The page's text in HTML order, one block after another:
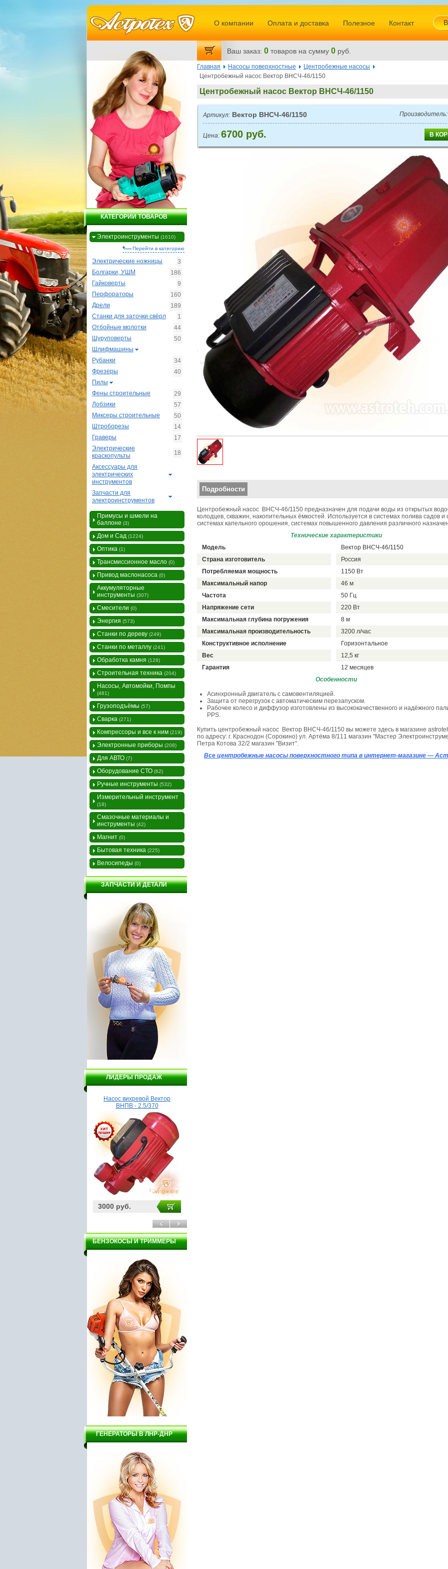
Главная Насосы поверхностные
Центробежные насосы
Центробежный насос Вектор ВНСЧ-46/1150
Центробежный насос Вектор ВНСЧ-46/1150
Артикул: Вектор ВНСЧ-46/1150 Производитель:
Цена: 6700 руб.
Вертикальные вкладки
Подробности
Центробежный насос ВНСЧ-46/1150 предназначен для подачи воды из открытых
колодцев, скважин, накопительных ёмкостей. Используется в системах полива садов и
системах капельного орошения, системах повышенного давления различного
Технические характеристики
Модель
Вектор ВНСЧ-46/1150
Страна изготовитель
Россия
Потребляемая мощность
1150 Вт
Максимальный напор
46 м
Частота
50 Гц
Напряжение сети
220 Вт
Максимальная глубина погружения
8 м
Максимальная производительность
3200 л/час
Конструктивное исполнение
Горизонтальное
Вес
12,5 кг
Гарантия
12 месяцев
Особенности
Асинхронный двигатель с самовентиляцией.
Защита от перегрузок с автоматическим перезапуском.
Рабочее колесо и диффузор изготовлены из высококачественного и надёжного
PPS.
Купить центробежный насос Вектор ВНСЧ-46/1150 вы можете здесь в магазине
по адресу: г. Краснодон (Сорокино) ул. Артёма 8/111 магазин "Мастер
Петра Котова 32/2 магазин "Визит".
Все центробежные насосы поверхностного типа в интернет-магазине —
КАТЕГОРИИ ТОВАРОВ
Электроинструменты (1610)
Перейти в категорию
Электрические ножницы
3
Болгарки, УШМ
186
Гайковерты
9
Перфораторы
160
Дрели
189
Станки для заточки свёрл
1
Отбойные молотки
44
Шуруповерты
50
Шлифмашины
Рубанки
34
Фрезеры
40
Пилы
Фены строительные
29
Лобзики
57
Миксеры строительные
50
Штроборезы
14
Граверы
17
Электрические
краскопульты
18
Аксессуары для
электрических
инструментов
Запчасти для
электроинструментов
Примусы и шмели на
баллоне (3)
Дом и Сад (1224)
Оптика (1)
Трансмиссионное масло (0)
Привод маслонасоса (0)
Аккумуляторные
инструменты (307)
Смесители (0)
Энергия (573)
Станки по дереву (249)
Станки по металлу (241)
Обработка камня (128)
Строительная техника (204)
Насосы, Автомойки, Помпы
(481)
Грузоподъёмы (57)
Сварка (271)
Компрессоры и все к ним (219)
Электронные приборы (208)
Для АВТО (7)
Оборудование СТО (62)
Ручные инструменты (532)
Измерительный инструмент
(18)
Смазочные материалы и
инструменты (42)
Магнит (0)
Бытовая техника (225)
Велосипеды (0)
ЗАПЧАСТИ И ДЕТАЛИ
ЛИДЕРЫ ПРОДАЖ
Дрель DELTA ДЭУ9 - 650/2
1750 руб.
БЕНЗОКОСЫ И ТРИММЕРЫ
ГЕНЕРАТОРЫ В ЛНР-ДНР
О компании Оплата и доставка Полезное Контакт
Ваш заказ: 0 товаров на сумму 0 руб.